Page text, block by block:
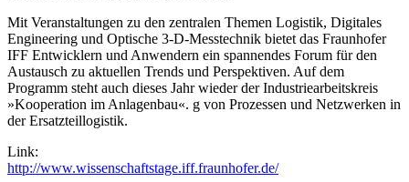
Mit Veranstaltungen zu den zentralen Themen Logistik, Digitales
Engineering und Optische 3-D-Messtechnik bietet das Fraunhofer
IFF Entwicklern und Anwendern ein spannendes Forum für den
Austausch zu aktuellen Trends und Perspektiven. Auf dem
Programm steht auch dieses Jahr wieder der Industriearbeitskreis
»Kooperation im Anlagenbau«. g von Prozessen und Netzwerken in
der Ersatzteillogistik.
Link:
http://www.wissenschaftstage.iff.fraunhofer.de/